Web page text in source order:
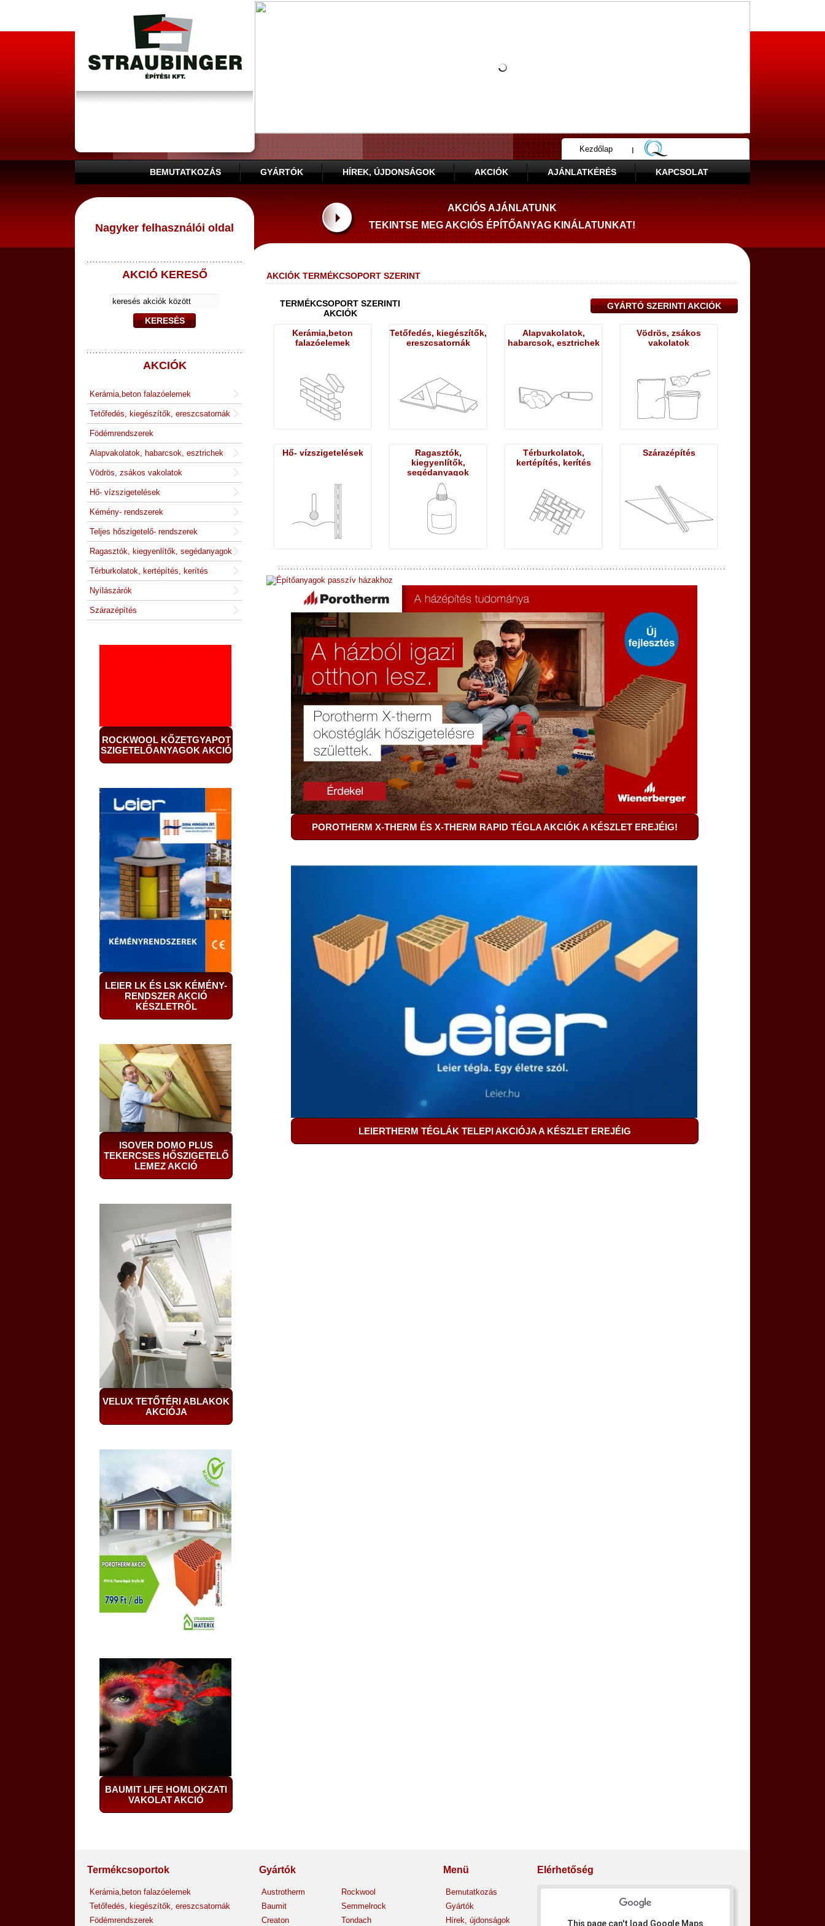
Kezdőlap
BEMUTATKOZÁS GYÁRTÓK HÍREK, ÚJDONSÁGOK AKCIÓK AJÁNLATKÉRÉS KAPCSOLAT
Nagyker felhasználói oldal
AKCIÓ KERESŐ
AKCIÓK
Kerámia,beton falazóelemek
Tetőfedés, kiegészítők, ereszcsatornák
Födémrendszerek
Alapvakolatok, habarcsok, esztrichek
Vödrös, zsákos vakolatok
Hő- vízszigetelések
Kémény- rendszerek
Teljes hőszigetelő- rendszerek
Ragasztók, kiegyenlítők, segédanyagok
Térburkolatok, kertépítés, kerítés
Nyílászárók
Szárazépítés
ROCKWOOL KŐZETGYAPOT
SZIGETELŐANYAGOK AKCIÓ
LEIER LK ÉS LSK KÉMÉNY-
RENDSZER AKCIÓ
KÉSZLETRŐL
ISOVER DOMO PLUS
TEKERCSES HŐSZIGETELŐ
LEMEZ AKCIÓ
VELUX TETŐTÉRI ABLAKOK
AKCIÓJA
BAUMIT LIFE HOMLOKZATI
VAKOLAT AKCIÓ
AKCIÓS AJÁNLATUNK
TEKINTSE MEG AKCIÓS ÉPÍTŐANYAG KINÁLATUNKAT!
AKCIÓK TERMÉKCSOPORT SZERINT
TERMÉKCSOPORT SZERINTI
AKCIÓK
GYÁRTÓ SZERINTI AKCIÓK
Kerámia,beton
falazóelemek
Tetőfedés, kiegészítők,
ereszcsatornák
Alapvakolatok,
habarcsok, esztrichek
Vödrös, zsákos
vakolatok
Hő- vízszigetelések
Ragasztók,
kiegyenlítők,
segédanyagok
Térburkolatok,
kertépítés, kerítés
Szárazépítés
POROTHERM X-THERM ÉS X-THERM RAPID TÉGLA AKCIÓK A KÉSZLET EREJÉIG!
LEIERTHERM TÉGLÁK TELEPI AKCIÓJA A KÉSZLET EREJÉIG
Termékcsoportok
Kerámia,beton falazóelemek
Tetőfedés, kiegészítők, ereszcsatornák
Födémrendszerek
Gyártók
Austrotherm
Baumit
Creaton
Rockwool
Semmelrock
Tondach
Menü
Bemutatkozás
Gyártók
Hírek, újdonságok
Elérhetőség
This page can't load Google Maps